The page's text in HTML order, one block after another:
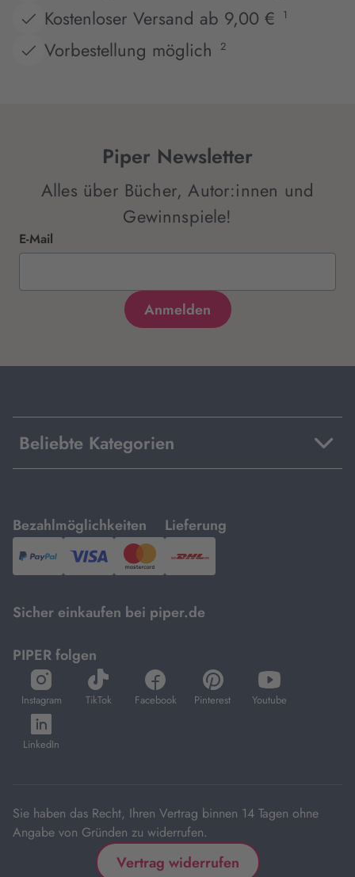
Kostenloser Versand ab 9,00 €
1
Vorbestellung möglich 2
Piper Newsletter
Alles über Bücher, Autor:innen und
Gewinnspiele!
E-Mail
Beliebte Kategorien
Bezahlmöglichkeiten
mit
PayPal,Visa
und
Lieferung
mit
DHL.
Sicher einkaufen bei piper.de
PIPER folgen
Instagram
öffnet
in
neuem
Tab
TikTok
öffnet
in
Facebook
öffnet
in
Pinterest
öffnet
in
Youtube
öffnet
in
LinkedIn
öffnet
in
Sie haben das Recht, Ihren Vertrag binnen 14 Tagen ohne
Angabe von Gründen zu widerrufen.
Vertrag widerrufen